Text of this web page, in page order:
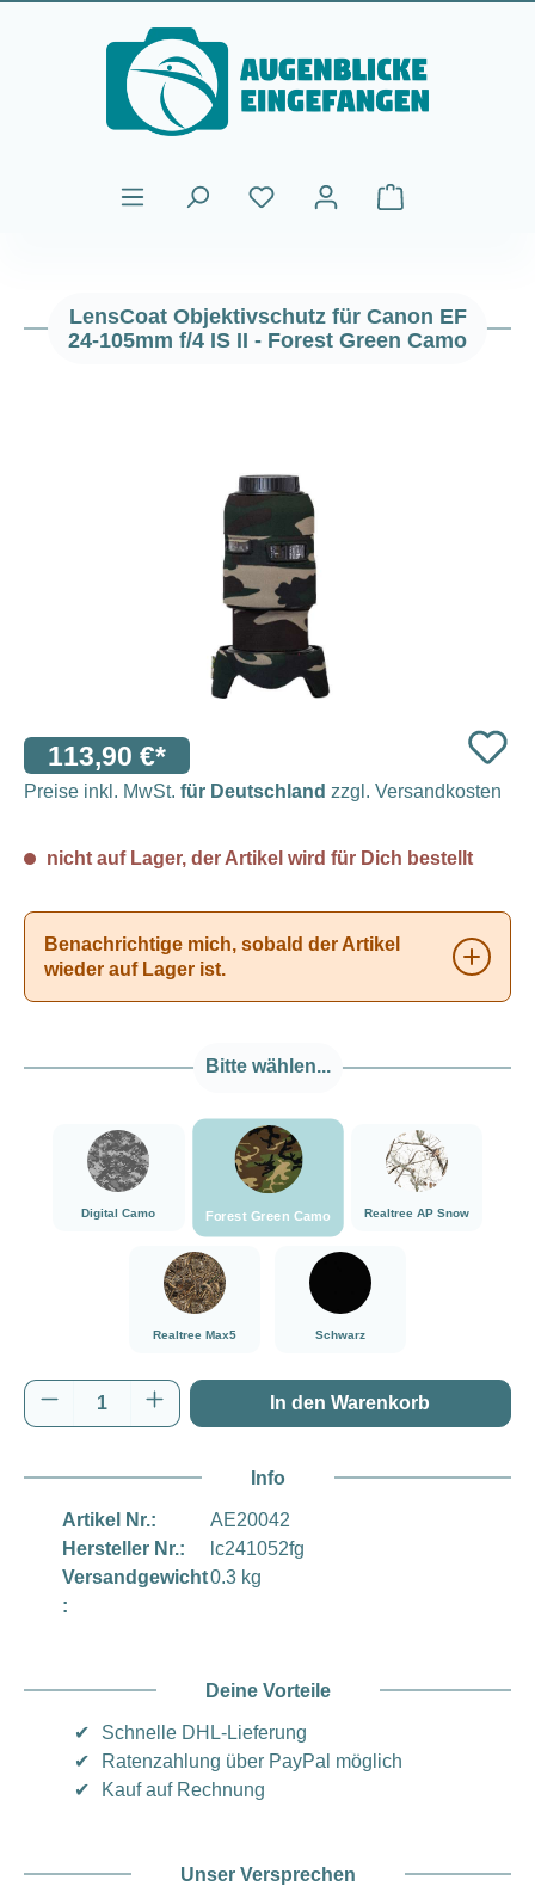
Zum Hauptinhalt springen
Warenkorb
LensCoat Objektivschutz für Canon EF
24-105mm f/4 IS II - Forest Green Camo
113,90 €*
Preise inkl. MwSt. für Deutschland zzgl. Versandkosten
nicht auf Lager, der Artikel wird für Dich bestellt
Benachrichtige mich, sobald der Artikel
wieder auf Lager ist.
Bitte wählen...
Digital Camo
###Digital Camo###LensCoat
Forest Green Camo
###Forest Green Camo###LensCoat
Realtree AP Snow
###Realtree AP
Realtree Max5
###Realtree Max5###LensCoat
Schwarz
###Schwarz###LensCoat
Produkt Anzahl: Gib den gewünschten
In den Warenkorb
Info
Artikel Nr.:
AE20042
Hersteller Nr.:
lc241052fg
Versandgewicht
:
0.3 kg
Deine Vorteile
✔
Schnelle DHL-Lieferung
✔
Ratenzahlung über PayPal möglich
✔
Kauf auf Rechnung
Unser Versprechen